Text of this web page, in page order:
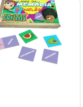
Adicionar